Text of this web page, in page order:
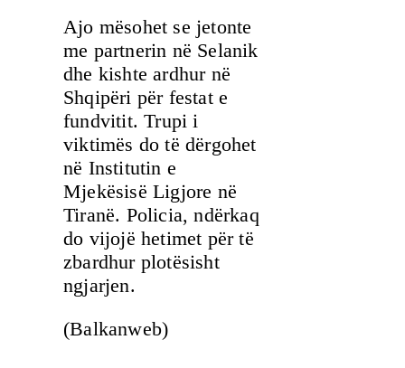
Ajo mësohet se jetonte
me partnerin në Selanik
dhe kishte ardhur në
Shqipëri për festat e
fundvitit. Trupi i
viktimës do të dërgohet
në Institutin e
Mjekësisë Ligjore në
Tiranë. Policia, ndërkaq
do vijojë hetimet për të
zbardhur plotësisht
ngjarjen.
(Balkanweb)